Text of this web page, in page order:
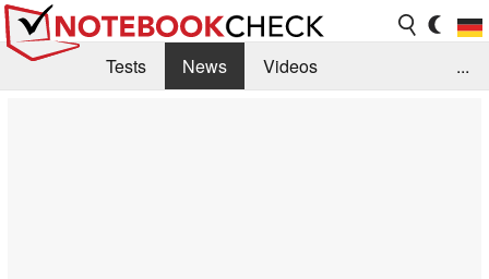
Tests News
Videos
...